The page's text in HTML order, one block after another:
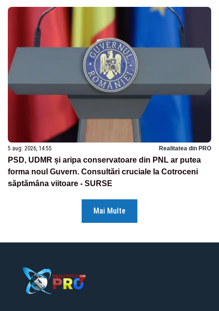
5 aug. 2026, 14:55 Realitatea din PRO
PSD, UDMR și aripa conservatoare din PNL ar putea
forma noul Guvern. Consultări cruciale la Cotroceni
săptămâna viitoare - SURSE
Mai Multe